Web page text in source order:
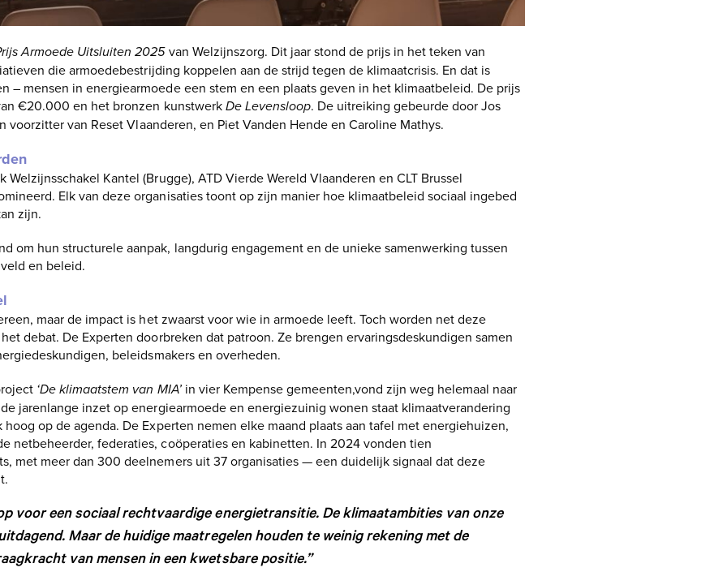
Armoede Uitsluiten 2025van Welzijnszorg. Dit jaar stond de prijs in het teken van
die armoedebestrijding koppelen aan de strijd tegen de klimaatcrisis. En dat is
– mensen in energiearmoede een stem en een plaats geven in het klimaatbeleid. De prijs
€20.000 en het bronzen kunstwerkDe Levensloop. De uitreiking gebeurde door Jos
voorzitter van Reset Vlaanderen, en Piet Vanden Hende en Caroline Mathys.
Welzijnsschakel Kantel (Brugge), ATD Vierde Wereld Vlaanderen en CLT Brussel
Elk van deze organisaties toont op zijn manier hoe klimaatbeleid sociaal ingebed
zijn.
om hun structurele aanpak, langdurig engagement en de unieke samenwerking tussen
en beleid.
maar de impact is het zwaarst voor wie in armoede leeft. Toch worden net deze
debat. De Experten doorbreken dat patroon. Ze brengen ervaringsdeskundigen samen
beleidsmakers en overheden.
‘De klimaatstem van MIA’in vier Kempense gemeenten,vond zijn weg helemaal naar
jarenlange inzet op energiearmoede en energiezuinig wonen staat klimaatverandering
op de agenda. De Experten nemen elke maand plaats aan tafel met energiehuizen,
netbeheerder, federaties, coöperaties en kabinetten. In 2024 vonden tien
met meer dan 300 deelnemers uit 37 organisaties — een duidelijk signaal dat deze
voor een sociaal rechtvaardige energietransitie. De klimaatambities van onze
Maar de huidige maatregelen houden te weinig rekening met de
van mensen in een kwetsbare positie.”